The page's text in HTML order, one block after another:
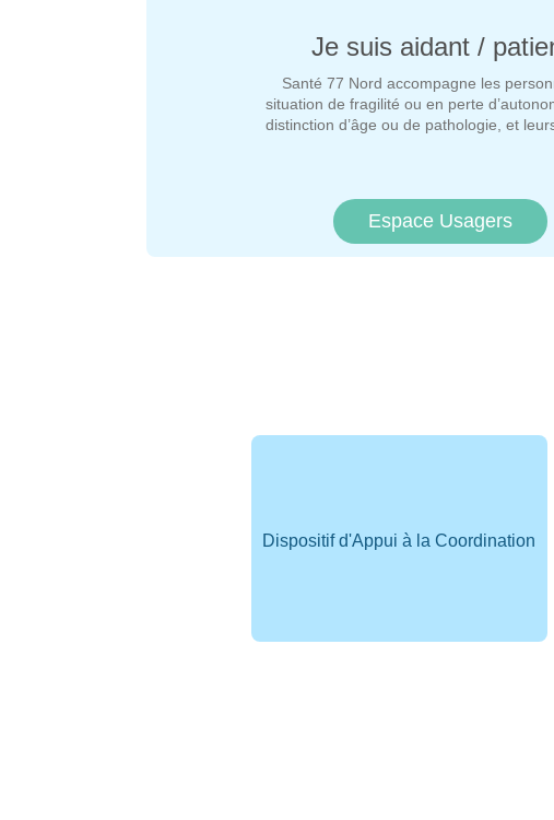
Je suis aidant /
Santé 77 Nord accompagne les
situation de fragilité ou en perte
distinction d’âge ou de pathologie, et
Espace Usagers
Dispositif d'Appui à la Coordination